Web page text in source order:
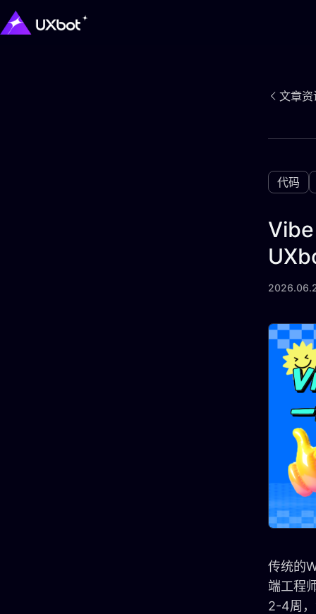
文章资
代码
传统的
端工程
2-4周